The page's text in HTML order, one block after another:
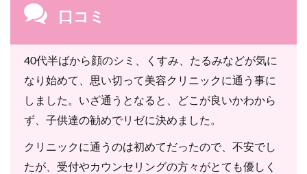
口コミ
40代半ばから顔のシミ、くすみ、たるみなどが気に
なり始めて、思い切って美容クリニックに通う事に
しました。いざ通うとなると、どこが良いかわから
ず、子供達の勧めでリゼに決めました。
クリニックに通うのは初めてだったので、不安でし
たが、受付やカウンセリングの方々がとても優しく